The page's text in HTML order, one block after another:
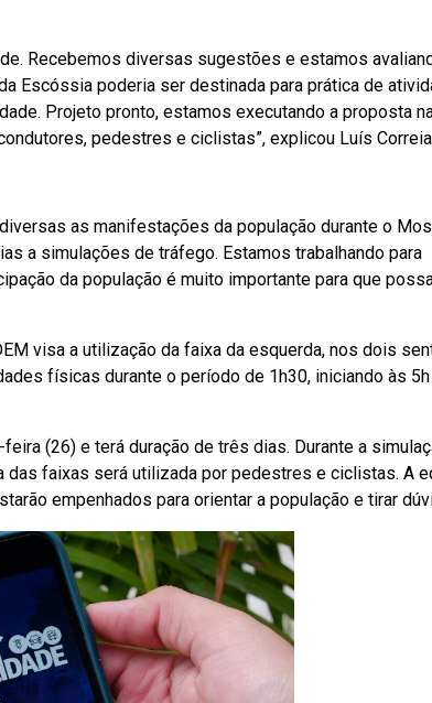
Recebemos diversas sugestões e estamos
Escóssia poderia ser destinada para prática de
Projeto pronto, estamos executando a proposta
pedestres e ciclistas”, explicou Luís
as manifestações da população durante o
a simulações de tráfego. Estamos trabalhando para
da população é muito importante para que
visa a utilização da faixa da esquerda, nos dois
físicas durante o período de 1h30, iniciando às
(26) e terá duração de três dias. Durante a
das faixas será utilizada por pedestres e ciclistas. A
empenhados para orientar a população e tirar